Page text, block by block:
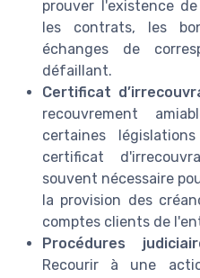
prouver l'existence
les contrats, les
échanges de
défaillant.
Certificat
recouvrement
certaines
certificat
souvent nécessaire
la provision des
comptes clients de
Procédures
Recourir à une